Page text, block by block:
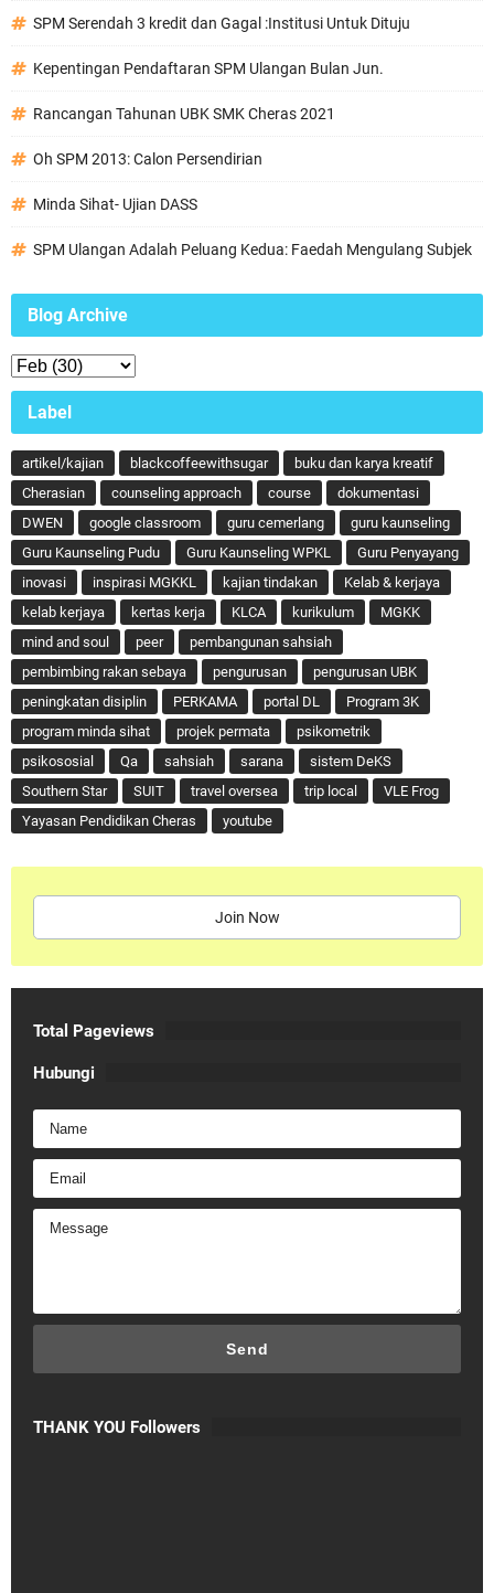
SPM Serendah 3 kredit dan Gagal :Institusi Untuk Dituju
Kepentingan Pendaftaran SPM Ulangan Bulan Jun.
Rancangan Tahunan UBK SMK Cheras 2021
Oh SPM 2013: Calon Persendirian
Minda Sihat- Ujian DASS
SPM Ulangan Adalah Peluang Kedua: Faedah Mengulang Subjek
Blog Archive
Label
artikel/kajian blackcoffeewithsugar
buku dan karya kreatif
Cherasian
counseling approach course
dokumentasi
DWEN
google classroom guru cemerlang
guru kaunseling
Guru Kaunseling Pudu
Guru Kaunseling WPKL
Guru Penyayang
inovasi
inspirasi MGKKL kajian tindakan
Kelab & kerjaya
kelab kerjaya
kertas kerja KLCA kurikulum
MGKK
mind and soul
peer
pembangunan sahsiah
pembimbing rakan sebaya
pengurusan
pengurusan UBK
peningkatan disiplin
PERKAMA portal DL
Program 3K
program minda sihat
projek permata
psikometrik
psikososial
Qa sahsiah sarana
sistem DeKS
Southern Star
SUIT travel oversea trip local
VLE Frog
Yayasan Pendidikan Cheras
youtube
Join Now
Total Pageviews
Hubungi
THANK YOU Followers